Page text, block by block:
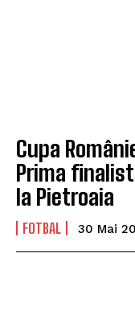
Cupa
Prima
la Pietroaia
FOTBAL 30 Mai